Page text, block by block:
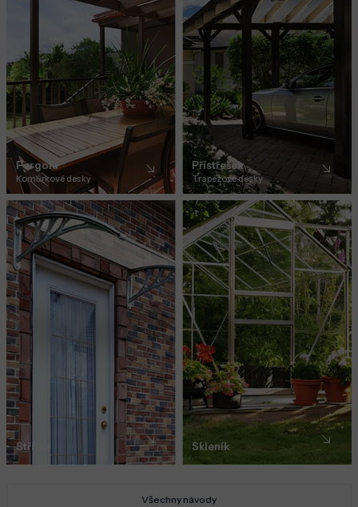
Pergola
Komůrkové desky
Přístřešek
Trapézové desky
Stříška Skleník
Všechny návody